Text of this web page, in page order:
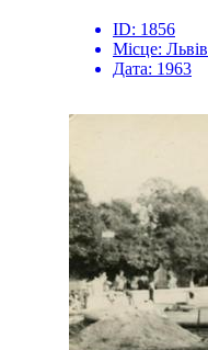
ID: 1856
Місце: Львів
Дата: 1963